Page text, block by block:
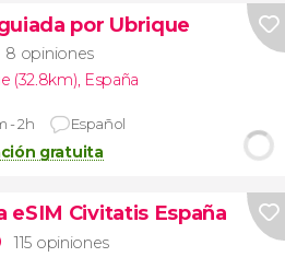
por Ubrique
8 opiniones
(32.8km), España
- 2h Español
gratuita
eSIM Civitatis España
115 opiniones